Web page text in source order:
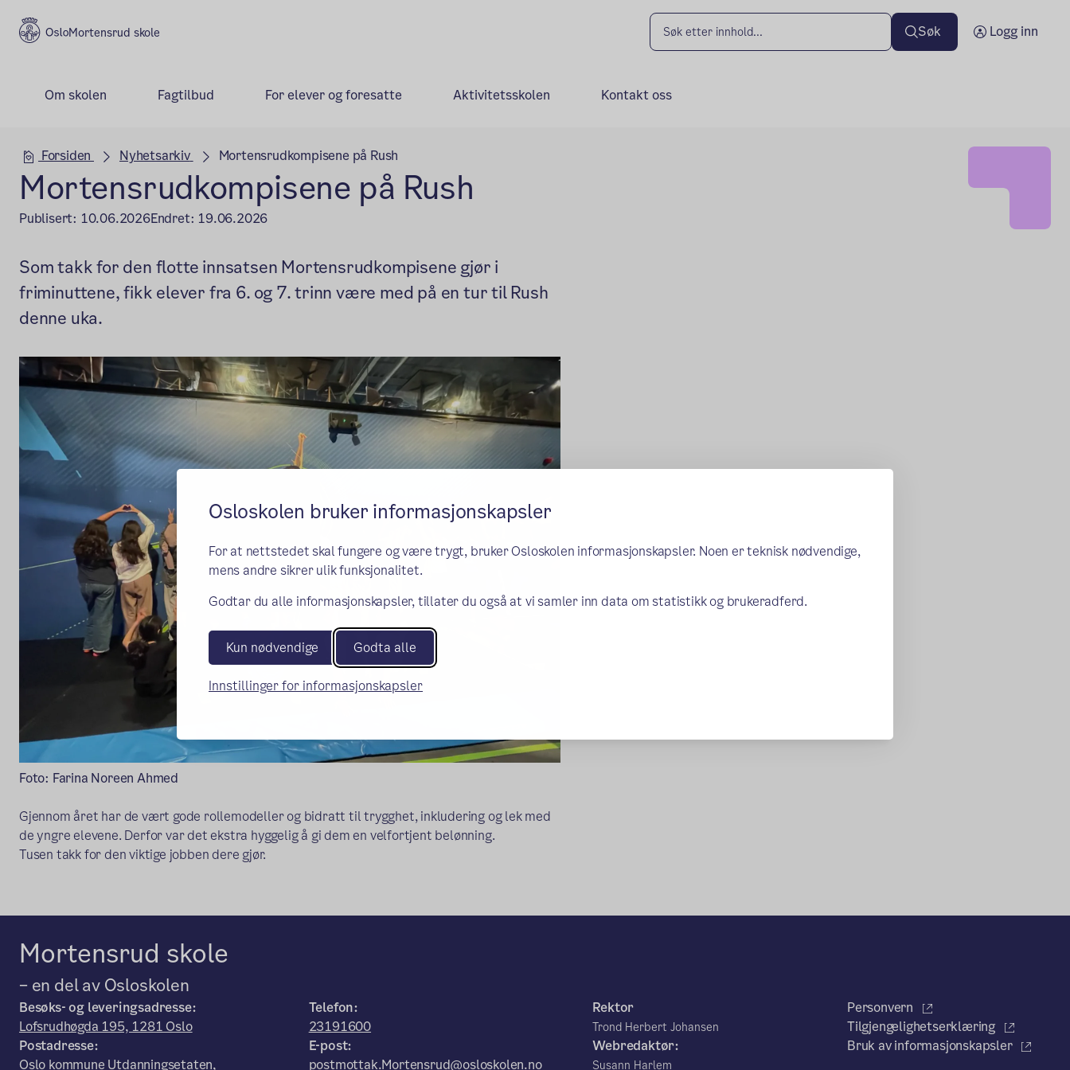
Osloskolen bruker informasjonskapsler
For at nettstedet skal fungere og være trygt, bruker Osloskolen informasjonskapsler. Noen er teknisk nødvendige,
mens andre sikrer ulik funksjonalitet.
Godtar du alle informasjonskapsler, tillater du også at vi samler inn data om statistikk og brukeradferd.
Kun nødvendige Godta alle
Innstillinger for informasjonskapsler
Mortensrud skole Søk Logg inn
Om skolen Fagtilbud For elever og foresatte Aktivitetsskolen Kontakt oss
Hovedseksjon
Forsiden Nyhetsarkiv Mortensrudkompisene på Rush
Mortensrudkompisene på Rush
Publisert: 10.06.2026Endret: 19.06.2026
Som takk for den flotte innsatsen Mortensrudkompisene gjør i
friminuttene, fikk elever fra 6. og 7. trinn være med på en tur til Rush
denne uka.
Foto: Farina Noreen Ahmed
Gjennom året har de vært gode rollemodeller og bidratt til trygghet, inkludering og lek med
de yngre elevene. Derfor var det ekstra hyggelig å gi dem en velfortjent belønning.
Tusen takk for den viktige jobben dere gjør.
Mortensrud skole
– en del av Osloskolen
Besøks- og leveringsadresse:
Lofsrudhøgda 195, 1281 Oslo
Postadresse:
Oslo kommune Utdanningsetaten,
Telefon:
23191600
E-post:
postmottak.Mortensrud@osloskolen.no
Rektor
Trond Herbert Johansen
Webredaktør:
Susann Harlem
Personvern
Tilgjengelighetserklæring
Bruk av informasjonskapsler